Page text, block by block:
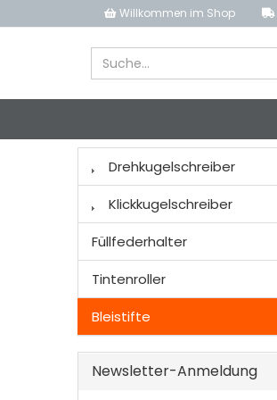
Willkommen im Shop
Drehkugelschreiber
Klickkugelschreiber
Füllfederhalter
Tintenroller
Bleistifte
Newsletter-Anmeldung